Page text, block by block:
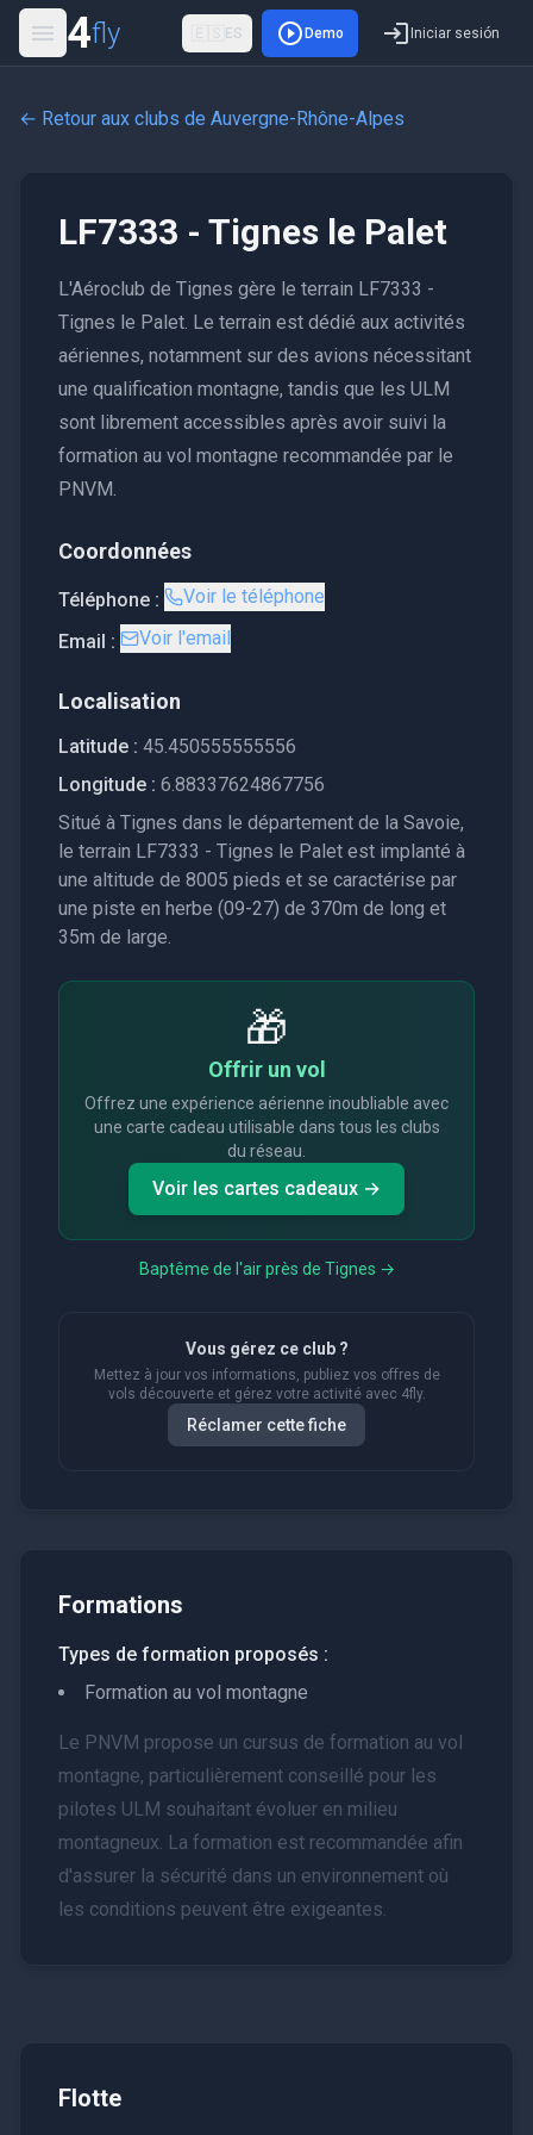
4fly 🇪🇸 ES Demo Iniciar sesión
← Retour aux clubs de Auvergne-Rhône-Alpes
LF7333 - Tignes le Palet
L'Aéroclub de Tignes gère le terrain LF7333 -
Tignes le Palet. Le terrain est dédié aux activités
aériennes, notamment sur des avions nécessitant
une qualification montagne, tandis que les ULM
sont librement accessibles après avoir suivi la
formation au vol montagne recommandée par le
PNVM.
Coordonnées
Téléphone :
Voir le téléphone
Email :
Voir l'email
Localisation
Latitude : 45.450555555556
Longitude : 6.88337624867756
Situé à Tignes dans le département de la Savoie,
le terrain LF7333 - Tignes le Palet est implanté à
une altitude de 8005 pieds et se caractérise par
une piste en herbe (09-27) de 370m de long et
35m de large.
🎁
Offrir un vol
Offrez une expérience aérienne inoubliable avec
une carte cadeau utilisable dans tous les clubs
du réseau.
Voir les cartes cadeaux →
Baptême de l'air près de Tignes →
Vous gérez ce club ?
Mettez à jour vos informations, publiez vos offres de
vols découverte et gérez votre activité avec 4fly.
Réclamer cette fiche
Formations
Types de formation proposés :
Formation au vol montagne
Le PNVM propose un cursus de formation au vol
montagne, particulièrement conseillé pour les
pilotes ULM souhaitant évoluer en milieu
montagneux. La formation est recommandée afin
d'assurer la sécurité dans un environnement où
les conditions peuvent être exigeantes.
Flotte